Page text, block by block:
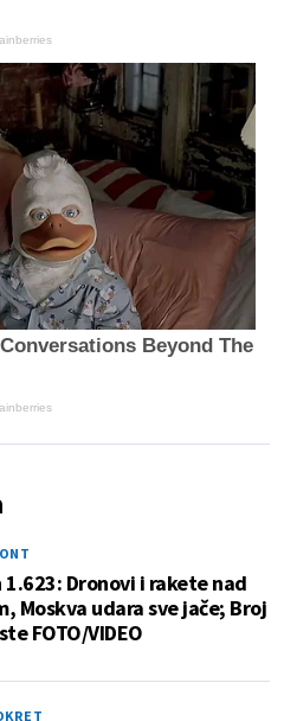
Beyond The
1.623: Dronovi i rakete nad
Moskva udara sve jače; Broj
FOTO/VIDEO